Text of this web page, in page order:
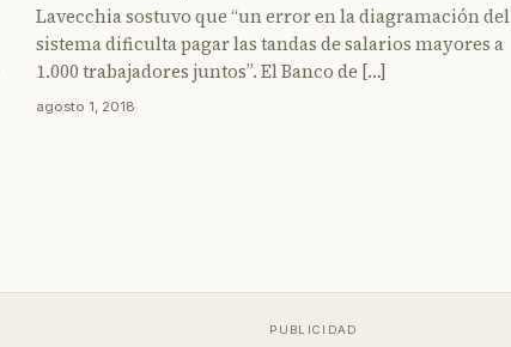
Lavecchia sostuvo que “un error en la diagramación del
sistema dificulta pagar las tandas de salarios mayores a
1.000 trabajadores juntos”. El Banco de […]
agosto 1, 2018